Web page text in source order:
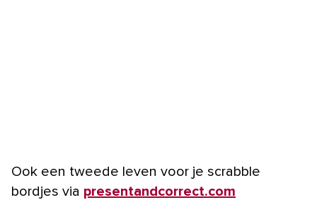
Ook een tweede leven voor je scrabble
bordjes via presentandcorrect.com